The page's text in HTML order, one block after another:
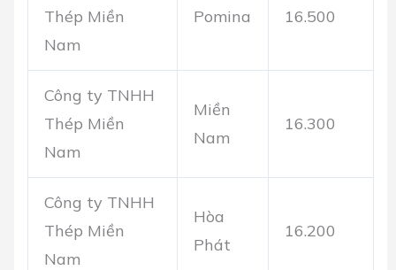
Thép Miền
Nam
Pomina 16.500
Công ty TNHH
Thép Miền
Nam
Miền
Nam
16.300
Công ty TNHH
Thép Miền
Nam
Hòa
Phát
16.200